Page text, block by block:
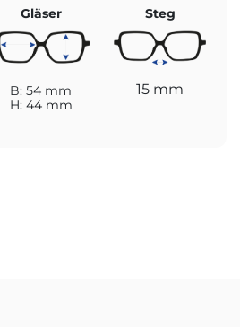
Gläser
B: 54 mm
H: 44 mm
Steg
15 mm